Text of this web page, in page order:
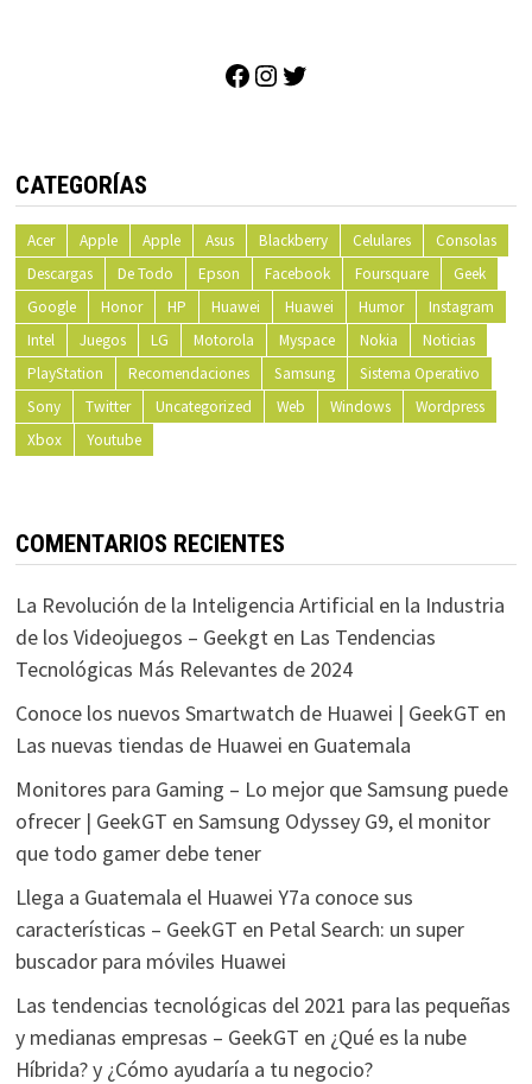
Facebook
Instagram
CATEGORÍAS
Acer Apple Apple Asus Blackberry Celulares
Consolas
Descargas
De Todo Epson Facebook Foursquare
Geek
Google
Honor HP Huawei Huawei Humor
Instagram
Intel
Juegos LG Motorola Myspace Nokia
Noticias
PlayStation
Recomendaciones Samsung
Sistema Operativo
Sony
Twitter Uncategorized Web Windows
Wordpress
Xbox
Youtube
COMENTARIOS RECIENTES
La Revolución de la Inteligencia Artificial en la Industria
de los Videojuegos – Geekgten Las Tendencias
Tecnológicas Más Relevantes de 2024
Conoce los nuevos Smartwatch de Huawei | GeekGT en
Las nuevas tiendas de Huawei en Guatemala
Monitores para Gaming – Lo mejor que Samsung puede
ofrecer | GeekGT en Samsung Odyssey G9, el monitor
que todo gamer debe tener
Llega a Guatemala el Huawei Y7a conoce sus
características – GeekGT en Petal Search: un super
buscador para móviles Huawei
Las tendencias tecnológicas del 2021 para las pequeñas
y medianas empresas – GeekGT en ¿Qué es la nube
Híbrida? y ¿Cómo ayudaría a tu negocio?